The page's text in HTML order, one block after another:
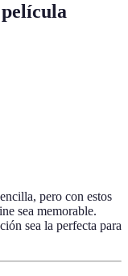
pero con estos
sea memorable.
sea la perfecta para